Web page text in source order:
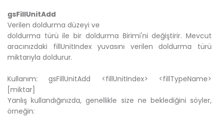
gsFillUnitAdd
Verilen doldurma düzeyi ve
doldurma türü ile bir doldurma Birimi'ni değiştirir. Mevcut
aracınızdaki fillUnitIndex yuvasını verilen doldurma türü
miktarıyla doldurur.
Kullanım: gsFillUnitAdd <fillUnitIndex> <fillTypeName>
[miktar]
Yanlış kullandığınızda, genellikle size ne beklediğini söyler,
örneğin: